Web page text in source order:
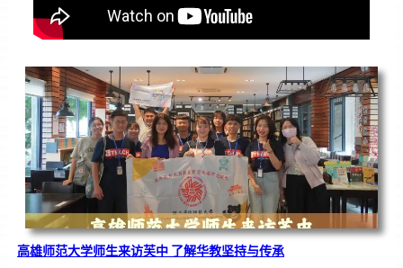
高雄师范大学师生来访芙中 了解华教坚持与传承